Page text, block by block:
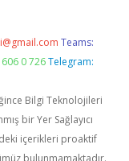
Teams:
0 726 Telegram:
Bilgi Teknolojileri
bir Yer Sağlayıcı
içerikleri proaktif
bulunmamaktadır.